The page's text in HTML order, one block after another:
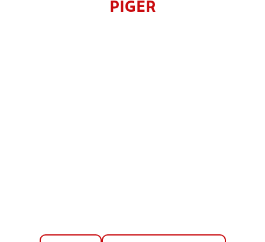
PIGER